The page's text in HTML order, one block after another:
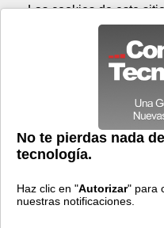
Prensa
> model factory
model factory linea
1 resultado
Jueves 06 de agosto -
Las cookies de este
contenido y los anuncios,
sociales y para analizar
información sobre el uso
partners de medios